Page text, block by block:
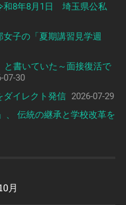
和8年8月1日 埼玉県公私
子の「夏期講習見学週
と書いていた～面接復活で
07-30
ダイレクト発信 2026-07-29
、 伝統の継承と学校改革を
月